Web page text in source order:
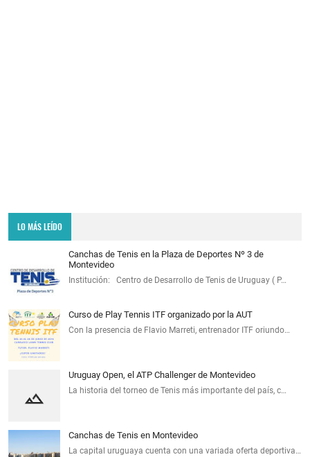
LO MÁS LEÍDO
Canchas de Tenis en la Plaza de Deportes Nº 3 de
Montevideo
Institución: Centro de Desarrollo de Tenis de Uruguay ( P…
Curso de Play Tennis ITF organizado por la AUT
Con la presencia de Flavio Marreti, entrenador ITF oriundo…
Uruguay Open, el ATP Challenger de Montevideo
La historia del torneo de Tenis más importante del país, c…
Canchas de Tenis en Montevideo
La capital uruguaya cuenta con una variada oferta deportiva…